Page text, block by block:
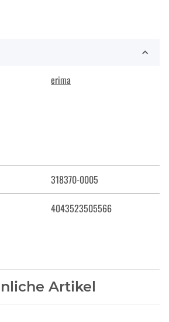
erima
318370-0005
4043523505566
Artikel